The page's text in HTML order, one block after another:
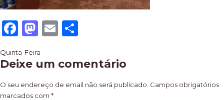
Facebook
Mastodon
Email
Navegação
de
artigos
Quinta-Feira
Deixe um comentário
O seu endereço de email não será publicado. Campos obrigatórios
marcados com *